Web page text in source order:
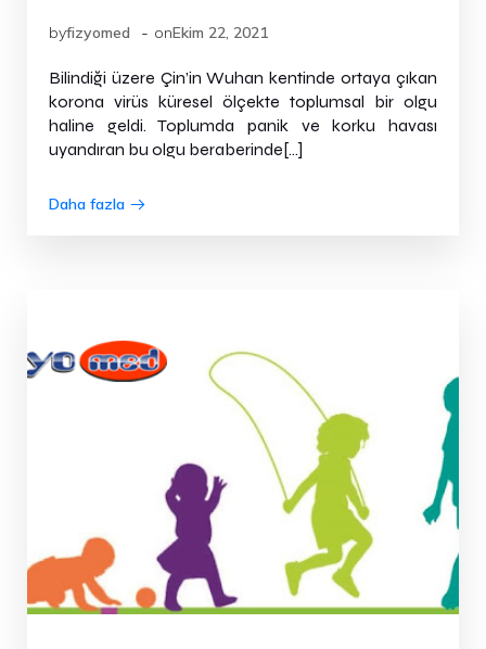
byfizyomed - onEkim 22, 2021
Bilindiği üzere Çin’in Wuhan kentinde ortaya çıkan
korona virüs küresel ölçekte toplumsal bir olgu
haline geldi. Toplumda panik ve korku havası
uyandıran bu olgu beraberinde[…]
Daha fazla